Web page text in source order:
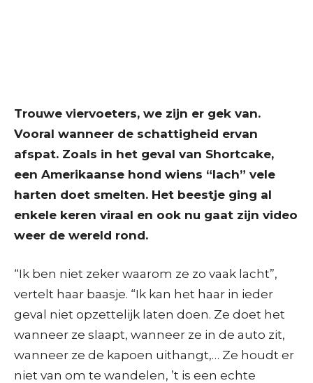
Trouwe viervoeters, we zijn er gek van.
Vooral wanneer de schattigheid ervan
afspat. Zoals in het geval van Shortcake,
een Amerikaanse hond wiens “lach” vele
harten doet smelten. Het beestje ging al
enkele keren viraal en ook nu gaat zijn video
weer de wereld rond.
“Ik ben niet zeker waarom ze zo vaak lacht”,
vertelt haar baasje. “Ik kan het haar in ieder
geval niet opzettelijk laten doen. Ze doet het
wanneer ze slaapt, wanneer ze in de auto zit,
wanneer ze de kapoen uithangt,… Ze houdt er
niet van om te wandelen, ’t is een echte